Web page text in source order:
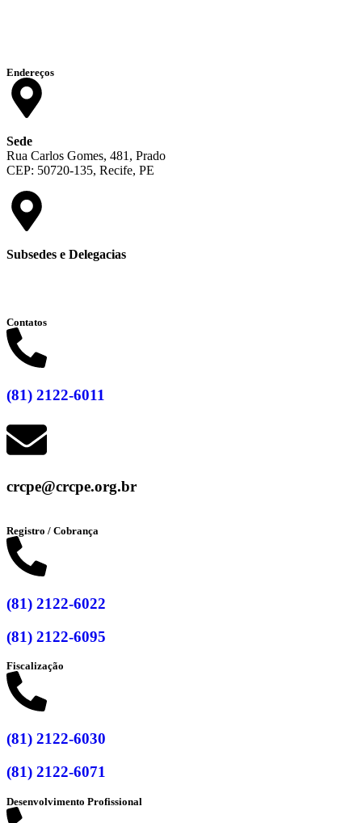
Endereços
Sede
Rua Carlos Gomes, 481, Prado
CEP: 50720-135, Recife, PE
Subsedes e Delegacias
Contatos
(81) 2122-6011
crcpe@crcpe.org.br
Registro / Cobrança
(81) 2122-6022
(81) 2122-6095
Fiscalização
(81) 2122-6030
(81) 2122-6071
Desenvolvimento Profissional